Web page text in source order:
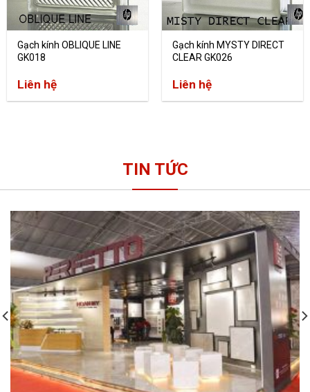
Gạch kính OBLIQUE LINE
GK018
Liên hệ
Gạch kính MYSTY DIRECT
CLEAR GK026
Liên hệ
TIN TỨC